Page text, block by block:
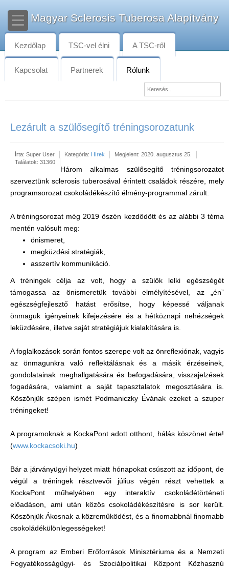
Magyar Sclerosis Tuberosa Alapítvány
Kezdőlap TSC-vel élni A TSC-ről
Kapcsolat Partnerek Rólunk
Lezárult a szülősegítő tréningsorozatunk
Írta: Super User Kategória: Hírek
Megjelent: 2020. augusztus 25.
Találatok: 31360
Három alkalmas szülősegítő tréningsorozatot
szerveztünk sclerosis tuberosával érintett családok részére, mely
programsorozat csokoládékészítő élmény-programmal zárult.
A tréningsorozat még 2019 őszén kezdődött és az alábbi 3 téma
mentén valósult meg:
önismeret,
megküzdési stratégiák,
asszertív kommunikáció.
A tréningek célja az volt, hogy a szülők lelki egészségét
támogassa az önismeretük további elmélyítésével, az „én”
egészségfejlesztő hatást erősítse, hogy képessé váljanak
önmaguk igényeinek kifejezésére és a hétköznapi nehézségek
leküzdésére, illetve saját stratégiájuk kialakítására is.
A foglalkozások során fontos szerepe volt az önreflexiónak, vagyis
az önmagunkra való reflektálásnak és a másik érzéseinek,
gondolatainak meghallgatására és befogadására, visszajelzések
fogadására, valamint a saját tapasztalatok megosztására is.
Köszönjük szépen ismét Podmaniczky Évának ezeket a szuper
tréningeket!
A programoknak a KockaPont adott otthont, hálás köszönet érte!
(www.kockacsoki.hu)
Bár a járványügyi helyzet miatt hónapokat csúszott az időpont, de
végül a tréningek résztvevői július végén részt vehettek a
KockaPont műhelyében egy interaktív csokoládétörténeti
előadáson, ami után közös csokoládékészítésre is sor került.
Köszönjük Ákosnak a közreműködést, és a finomabbnál finomabb
csokoládékülönlegességeket!
A program az Emberi Erőforrások Minisztériuma és a Nemzeti
Fogyatékosságügyi- és Szociálpolitikai Központ Közhasznú